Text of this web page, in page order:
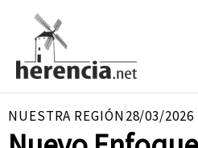
contenido
NUESTRA REGIÓN28/03/2026